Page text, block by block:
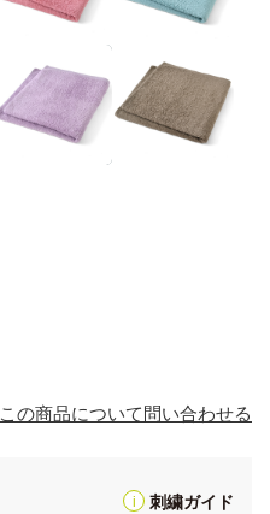
この商品について問い合わせる
刺繍ガイド